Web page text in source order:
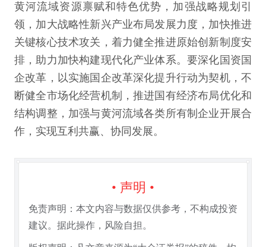
黄河流域资源禀赋和特色优势，加强战略规划引
领，加大战略性新兴产业布局发展力度，加快推进
关键核心技术攻关，着力健全推进原始创新制度安
排，助力加快构建现代化产业体系。要深化国资国
企改革，以实施国企改革深化提升行动为契机，不
断健全市场化经营机制，推进国有经济布局优化和
结构调整，加强与黄河流域各类所有制企业开展合
作，实现互利共赢、协同发展。
• 声明 •
免责声明：本文内容与数据仅供参考，不构成投资
建议。据此操作，风险自担。